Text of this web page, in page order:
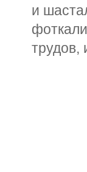
и
трудов,